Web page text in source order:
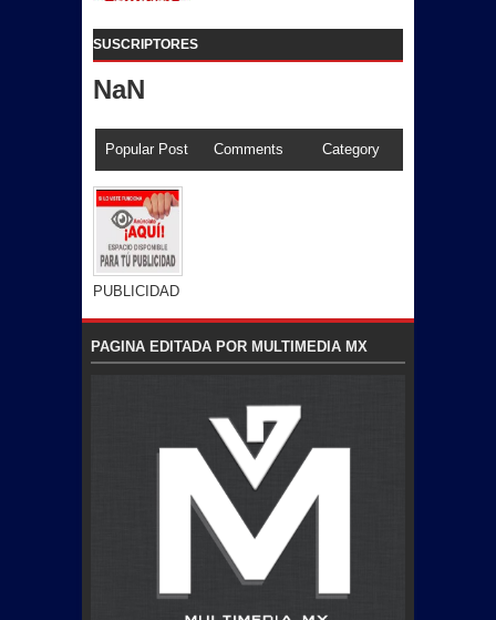
SUSCRIPTORES
NaN
Popular Post Comments Category
PUBLICIDAD
PAGINA EDITADA POR MULTIMEDIA MX